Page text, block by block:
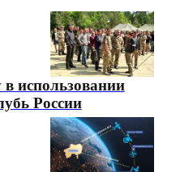
использовании
России